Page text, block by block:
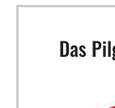
Das